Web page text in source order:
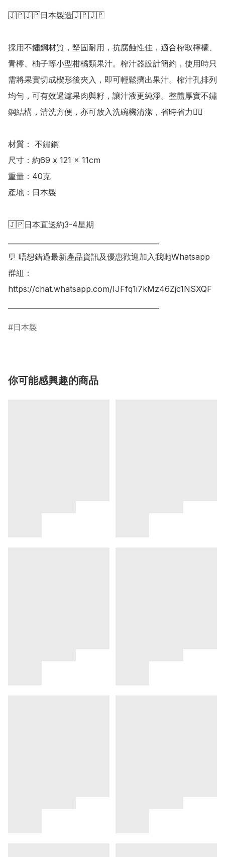
🇯🇵🇯🇵日本製造🇯🇵🇯🇵
採用不鏽鋼材質，堅固耐用，抗腐蝕性佳，適合榨取檸檬、
青檸、柚子等小型柑橘類果汁。榨汁器設計簡約，使用時只
需將果實切成楔形後夾入，即可輕鬆擠出果汁。榨汁孔排列
均勻，可有效過濾果肉與籽，讓汁液更純淨。整體厚實不鏽
鋼結構，清洗方便，亦可放入洗碗機清潔，省時省力👍🏻
材質： 不鏽鋼
尺寸：約69 x 121 x 11cm
重量：40克
產地：日本製
🇯🇵日本直送約3-4星期
💬 唔想錯過最新產品資訊及優惠歡迎加入我哋Whatsapp
群組：
https://chat.whatsapp.com/IJFfq1i7kMz46Zjc1NSXQF
日本製
你可能感興趣的商品